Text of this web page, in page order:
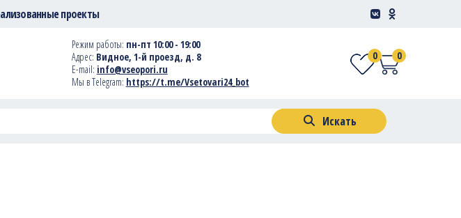
проекты
Режим работы: пн-пт 10:00 - 19:00
Адрес: Видное, 1-й проезд, д. 8
E-mail: info@vseopori.ru
Мы в Telegram: https://t.me/Vsetovari24_bot
0
0
Искать